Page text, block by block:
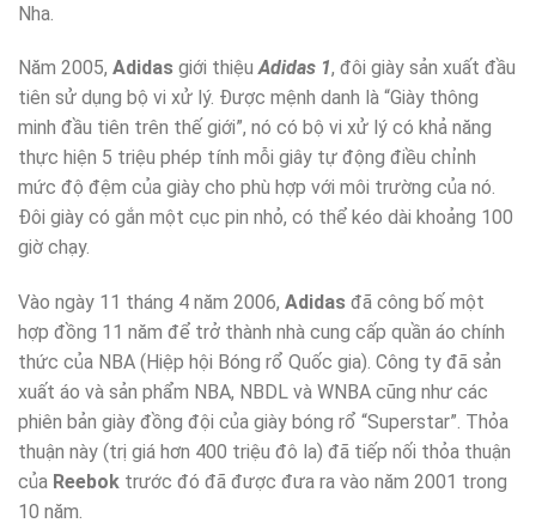
Nha.
Năm 2005, Adidas giới thiệuAdidas 1, đôi giày sản xuất đầu
tiên sử dụng bộ vi xử lý. Được mệnh danh là “Giày thông
minh đầu tiên trên thế giới”, nó có bộ vi xử lý có khả năng
thực hiện 5 triệu phép tính mỗi giây tự động điều chỉnh
mức độ đệm của giày cho phù hợp với môi trường của nó.
Đôi giày có gắn một cục pin nhỏ, có thể kéo dài khoảng 100
giờ chạy.
Vào ngày 11 tháng 4 năm 2006, Adidas đã công bố một
hợp đồng 11 năm để trở thành nhà cung cấp quần áo chính
thức của NBA (Hiệp hội Bóng rổ Quốc gia). Công ty đã sản
xuất áo và sản phẩm NBA, NBDL và WNBA cũng như các
phiên bản giày đồng đội của giày bóng rổ “Superstar”. Thỏa
thuận này (trị giá hơn 400 triệu đô la) đã tiếp nối thỏa thuận
của Reebok trước đó đã được đưa ra vào năm 2001 trong
10 năm.